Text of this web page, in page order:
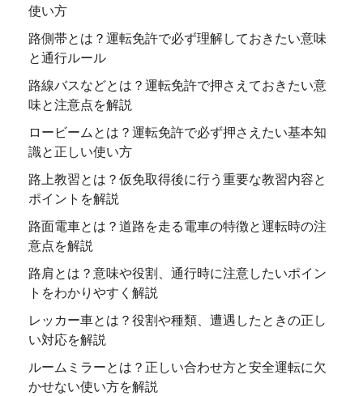
使い方
路側帯とは？運転免許で必ず理解しておきたい意味
と通行ルール
路線バスなどとは？運転免許で押さえておきたい意
味と注意点を解説
ロービームとは？運転免許で必ず押さえたい基本知
識と正しい使い方
路上教習とは？仮免取得後に行う重要な教習内容と
ポイントを解説
路面電車とは？道路を走る電車の特徴と運転時の注
意点を解説
路肩とは？意味や役割、通行時に注意したいポイン
トをわかりやすく解説
レッカー車とは？役割や種類、遭遇したときの正し
い対応を解説
ルームミラーとは？正しい合わせ方と安全運転に欠
かせない使い方を解説